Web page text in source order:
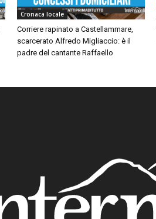
Cronaca locale
Corriere rapinato a Castellammare,
scarcerato Alfredo Migliaccio: è il
padre del cantante Raffaello